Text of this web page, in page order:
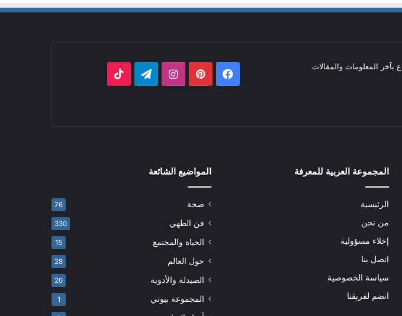
بآخر المعلومات والمقالات
فيسبوكبينتيريستانستقرامتيلقرام
المجموعة العربية للمعرفة
الرئيسية
من نحن
إخلاء مسؤولية
اتصل بنا
سياسة الخصوصية
انضم لفريقنا
المواضيع الشائعة
صحة 76
فن الطهي 330
الحياة والمجتمع 15
حول العالم 28
الصيدلة والأدوية 20
المجموعة بيوتي 1